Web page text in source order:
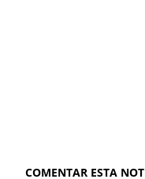
COMENTAR ESTA